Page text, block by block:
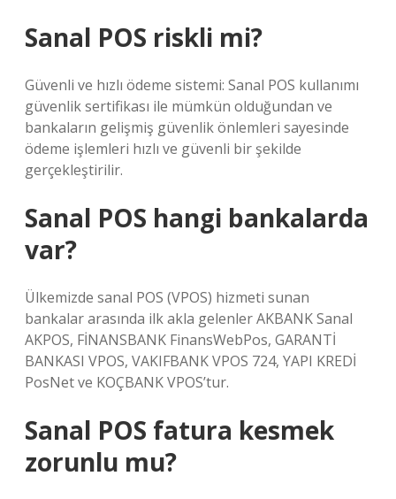
Sanal POS riskli mi?
Güvenli ve hızlı ödeme sistemi: Sanal POS kullanımı
güvenlik sertifikası ile mümkün olduğundan ve
bankaların gelişmiş güvenlik önlemleri sayesinde
ödeme işlemleri hızlı ve güvenli bir şekilde
gerçekleştirilir.
Sanal POS hangi bankalarda
var?
Ülkemizde sanal POS (VPOS) hizmeti sunan
bankalar arasında ilk akla gelenler AKBANK Sanal
AKPOS, FİNANSBANK FinansWebPos, GARANTİ
BANKASI VPOS, VAKIFBANK VPOS 724, YAPI KREDİ
PosNet ve KOÇBANK VPOS’tur.
Sanal POS fatura kesmek
zorunlu mu?